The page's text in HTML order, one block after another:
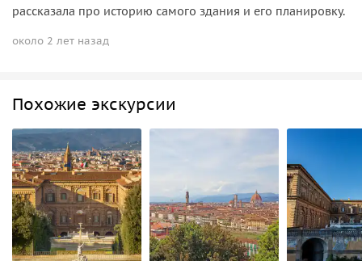
рассказала про историю самого здания и его планировку.
около 2 лет назад
Похожие экскурсии